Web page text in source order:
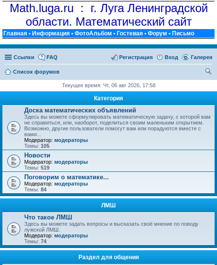
Math.luga.ru : г. Луга Ленинградской
области. Математический сайт
Главная • Информация • ФотоАльбом • Гостевая • Форум • Письмо
Ссылки Галерея
FAQ Вход
Регистрация
Список форумов
Текущее время: Чт, 06 авг 2026, 17:58
Категория
Доска математических объявлений
Здесь вы можете сформулировать математическую задачу, с которой вам
не справиться, или, наоборот, поделиться своим маленьким открытием.
Возможно, другие пользователи помогут вам или порадуются вместе с
вами...
Модератор: модераторы
Темы: 105
Новости
Модератор: модераторы
Темы: 519
Поговорим о математике...
Модератор: модераторы
Темы: 84
ЛМШ
Что такое ЛМШ
Здесь вы можете задать вопросы и высказать своё мнение по поводу
лужской ЛМШ.
Модератор: модераторы
Темы: 74
Раздел для общения